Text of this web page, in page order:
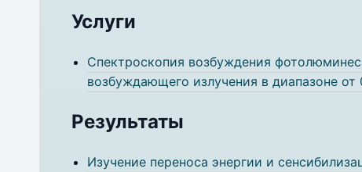
Услуги
Спектроскопия возбуждения
возбуждающего излучения в диапазоне
Результаты
Изучение переноса энергии и